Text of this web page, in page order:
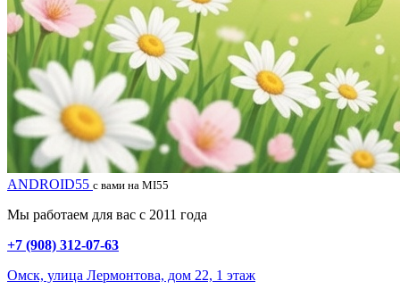
ANDROID55 с вами на MI55
Мы работаем для вас с 2011 года
+7 (908) 312-07-63
Омск, улица Лермонтова, дом 22, 1 этаж